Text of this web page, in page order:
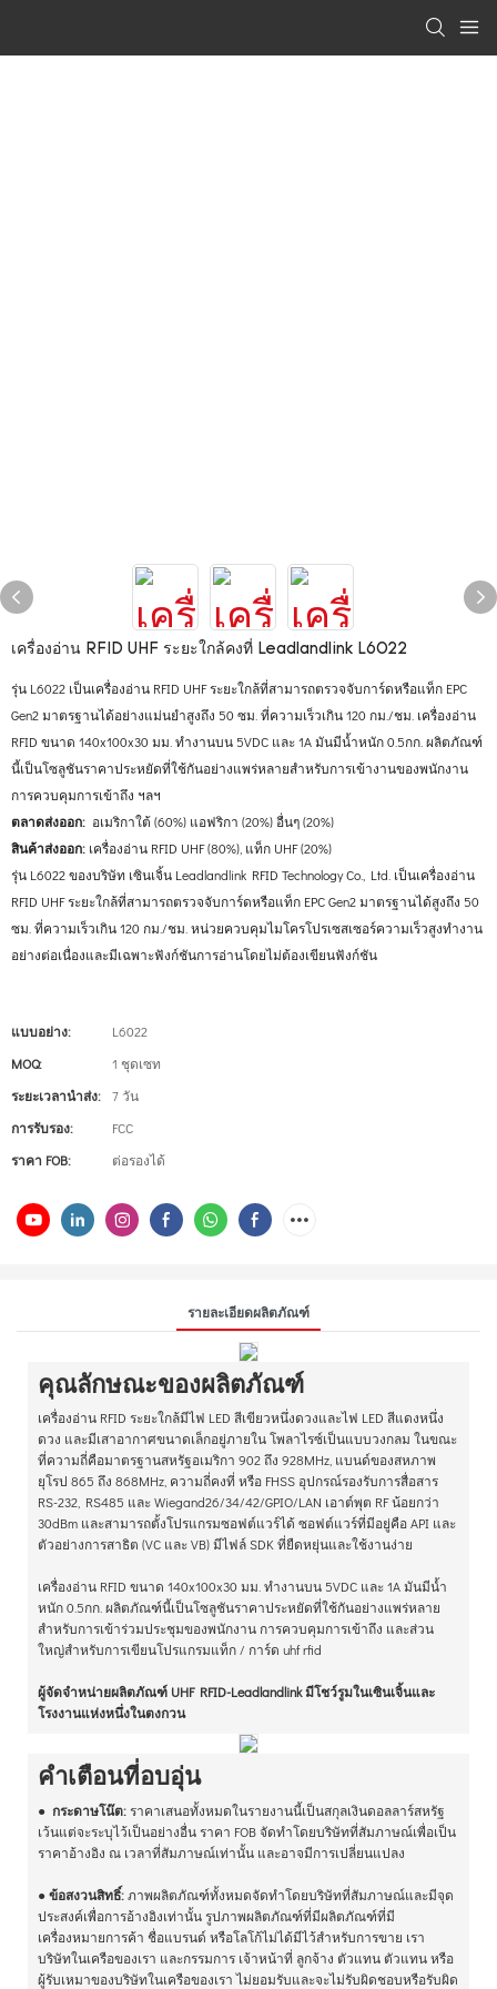
เครื่องอ่าน RFID UHF ระยะใกล้คงที่ Leadlandlink L6022
รุ่น L6022 เป็นเครื่องอ่าน RFID UHF ระยะใกล้ที่สามารถตรวจจับการ์ดหรือแท็ก EPC
Gen2 มาตรฐานได้อย่างแม่นยำสูงถึง 50 ซม. ที่ความเร็วเกิน 120 กม./ชม. เครื่องอ่าน
RFID ขนาด 140x100x30 มม. ทำงานบน 5VDC และ 1A มันมีน้ำหนัก 0.5กก. ผลิตภัณฑ์
นี้เป็นโซลูชันราคาประหยัดที่ใช้กันอย่างแพร่หลายสำหรับการเข้างานของพนักงาน
การควบคุมการเข้าถึง ฯลฯ
ตลาดส่งออก: อเมริกาใต้ (60%) แอฟริกา (20%) อื่นๆ (20%)
สินค้าส่งออก: เครื่องอ่าน RFID UHF (80%), แท็ก UHF (20%)
รุ่น L6022 ของบริษัท เซินเจิ้น Leadlandlink RFID Technology Co., Ltd. เป็นเครื่องอ่าน
RFID UHF ระยะใกล้ที่สามารถตรวจจับการ์ดหรือแท็ก EPC Gen2 มาตรฐานได้สูงถึง 50
ซม. ที่ความเร็วเกิน 120 กม./ชม. หน่วยควบคุมไมโครโปรเซสเซอร์ความเร็วสูงทำงาน
อย่างต่อเนื่องและมีเฉพาะฟังก์ชันการอ่านโดยไม่ต้องเขียนฟังก์ชัน
แบบอย่าง:
L6022
MOQ:
1 ชุดเซท
ระยะเวลานำส่ง:
7 วัน
การรับรอง:
FCC
ราคา FOB:
ต่อรองได้
รายละเอียดผลิตภัณฑ์
คุณลักษณะของผลิตภัณฑ์
เครื่องอ่าน RFID ระยะใกล้มีไฟ LED สีเขียวหนึ่งดวงและไฟ LED สีแดงหนึ่ง
ดวง และมีเสาอากาศขนาดเล็กอยู่ภายใน โพลาไรซ์เป็นแบบวงกลม ในขณะ
ที่ความถี่คือมาตรฐานสหรัฐอเมริกา 902 ถึง 928MHz, แบนด์ของสหภาพ
ยุโรป 865 ถึง 868MHz, ความถี่คงที่ หรือ FHSS อุปกรณ์รองรับการสื่อสาร
RS-232, RS485 และ Wiegand26/34/42/GPIO/LAN เอาต์พุต RF น้อยกว่า
30dBm และสามารถตั้งโปรแกรมซอฟต์แวร์ได้ ซอฟต์แวร์ที่มีอยู่คือ API และ
ตัวอย่างการสาธิต (VC และ VB) มีไฟล์ SDK ที่ยืดหยุ่นและใช้งานง่าย
เครื่องอ่าน RFID ขนาด 140x100x30 มม. ทำงานบน 5VDC และ 1A มันมีน้ำ
หนัก 0.5กก. ผลิตภัณฑ์นี้เป็นโซลูชันราคาประหยัดที่ใช้กันอย่างแพร่หลาย
สำหรับการเข้าร่วมประชุมของพนักงาน การควบคุมการเข้าถึง และส่วน
ใหญ่สำหรับการเขียนโปรแกรมแท็ก / การ์ด uhf rfid
ผู้จัดจำหน่ายผลิตภัณฑ์ UHF RFID-Leadlandlink มีโชว์รูมในเซินเจิ้นและ
โรงงานแห่งหนึ่งในตงกวน
คำเตือนที่อบอุ่น
● กระดาษโน๊ต: ราคาเสนอทั้งหมดในรายงานนี้เป็นสกุลเงินดอลลาร์สหรัฐ
เว้นแต่จะระบุไว้เป็นอย่างอื่น ราคา FOB จัดทำโดยบริษัทที่สัมภาษณ์เพื่อเป็น
ราคาอ้างอิง ณ เวลาที่สัมภาษณ์เท่านั้น และอาจมีการเปลี่ยนแปลง
●ข้อสงวนสิทธิ์:ภาพผลิตภัณฑ์ทั้งหมดจัดทำโดยบริษัทที่สัมภาษณ์และมีจุด
ประสงค์เพื่อการอ้างอิงเท่านั้น รูปภาพผลิตภัณฑ์ที่มีผลิตภัณฑ์ที่มี
เครื่องหมายการค้า ชื่อแบรนด์ หรือโลโก้ไม่ได้มีไว้สำหรับการขาย เรา
บริษัทในเครือของเรา และกรรมการ เจ้าหน้าที่ ลูกจ้าง ตัวแทน ตัวแทน หรือ
ผู้รับเหมาของบริษัทในเครือของเรา ไม่ยอมรับและจะไม่รับผิดชอบหรือรับผิด